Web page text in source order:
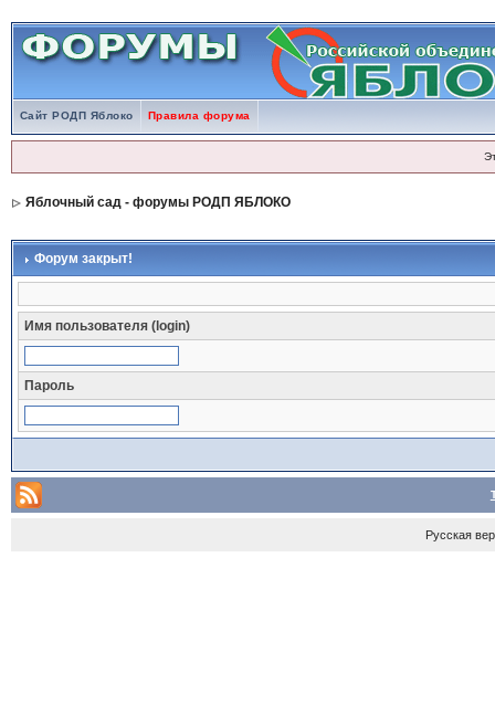
Сайт РОДП Яблоко Правила форума
Яблочный сад - форумы РОДП ЯБЛОКО
Форум закрыт!
Имя пользователя (login)
Пароль
Русская